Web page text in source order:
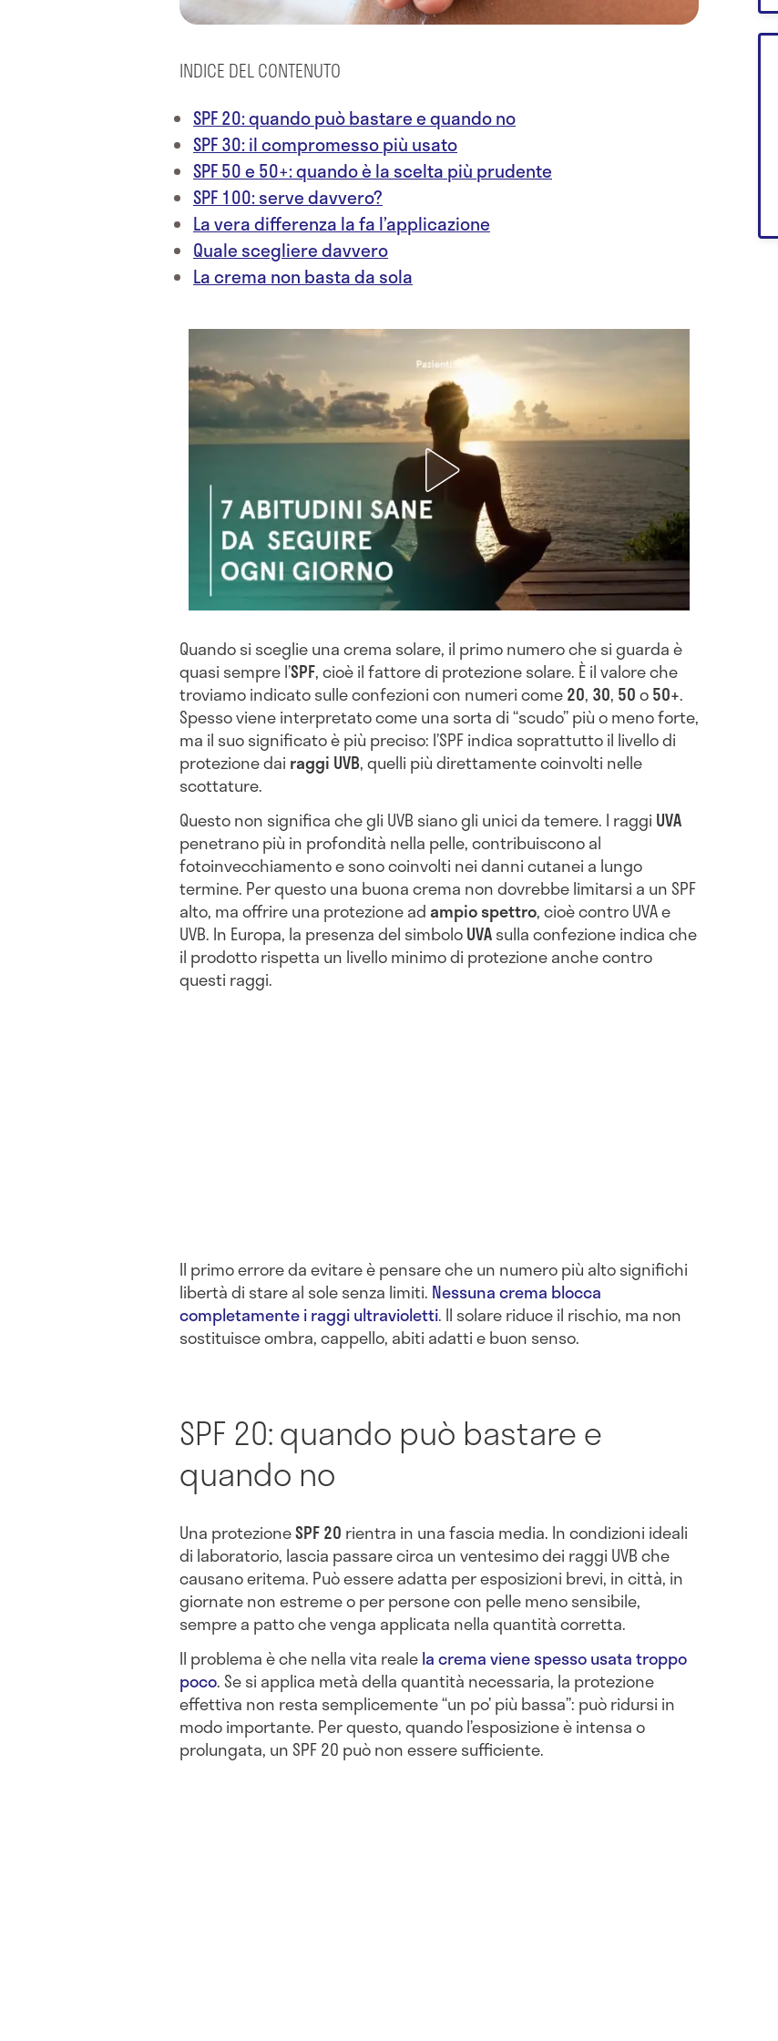
INDICE DEL CONTENUTO
SPF 20: quando può bastare e quando no
SPF 30: il compromesso più usato
SPF 50 e 50+: quando è la scelta più prudente
SPF 100: serve davvero?
La vera differenza la fa l’applicazione
Quale scegliere davvero
La crema non basta da sola
Quando si sceglie una crema solare, il primo numero che si guarda è
quasi sempre l’SPF, cioè il fattore di protezione solare. È il valore che
troviamo indicato sulle confezioni con numeri come20, 30, 50o50+.
Spesso viene interpretato come una sorta di “scudo” più o meno forte,
ma il suo significato è più preciso: l’SPF indica soprattutto il livello di
protezione dai raggi UVB, quelli più direttamente coinvolti nelle
scottature.
Questo non significa che gli UVB siano gli unici da temere. I raggi UVA
penetrano più in profondità nella pelle, contribuiscono al
fotoinvecchiamento e sono coinvolti nei danni cutanei a lungo
termine. Per questo una buona crema non dovrebbe limitarsi a un SPF
alto, ma offrire una protezione adampio spettro, cioè contro UVA e
UVB. In Europa, la presenza del simboloUVAsulla confezione indica che
il prodotto rispetta un livello minimo di protezione anche contro
questi raggi.
Il primo errore da evitare è pensare che un numero più alto significhi
libertà di stare al sole senza limiti. Nessuna crema blocca
completamente i raggi ultravioletti. Il solare riduce il rischio, ma non
sostituisce ombra, cappello, abiti adatti e buon senso.
SPF 20: quando può bastare e
quando no
Una protezioneSPF 20 rientra in una fascia media. In condizioni ideali
di laboratorio, lascia passare circa un ventesimo dei raggi UVB che
causano eritema. Può essere adatta per esposizioni brevi, in città, in
giornate non estreme o per persone con pelle meno sensibile,
sempre a patto che venga applicata nella quantità corretta.
Il problema è che nella vita realela crema viene spesso usata troppo
poco. Se si applica metà della quantità necessaria, la protezione
effettiva non resta semplicemente “un po’ più bassa”: può ridursi in
modo importante. Per questo, quando l’esposizione è intensa o
prolungata, un SPF 20 può non essere sufficiente.